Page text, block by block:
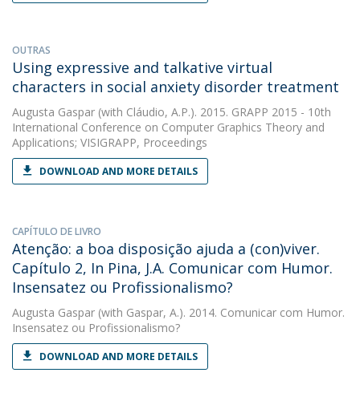
OUTRAS
Using expressive and talkative virtual
characters in social anxiety disorder treatment
Augusta Gaspar (with Cláudio, A.P.). 2015. GRAPP 2015 - 10th
International Conference on Computer Graphics Theory and
Applications; VISIGRAPP, Proceedings
DOWNLOAD AND MORE DETAILS
CAPÍTULO DE LIVRO
Atenção: a boa disposição ajuda a (con)viver.
Capítulo 2, In Pina, J.A. Comunicar com Humor.
Insensatez ou Profissionalismo?
Augusta Gaspar (with Gaspar, A.). 2014. Comunicar com Humor.
Insensatez ou Profissionalismo?
DOWNLOAD AND MORE DETAILS